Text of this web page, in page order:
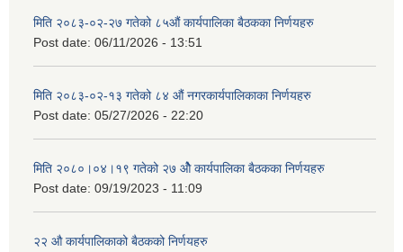
मिति २०८३-०२-२७ गतेको ८५औं कार्यपालिका बैठकका निर्णयहरु
Post date: 06/11/2026 - 13:51
मिति २०८३-०२-१३ गतेको ८४ औं नगरकार्यपालिकाका निर्णयहरु
Post date: 05/27/2026 - 22:20
मिति २०८०।०४।१९ गतेको २७ ‌‍‌ओेै कार्यपालिका बैठकका निर्णयहरु
Post date: 09/19/2023 - 11:09
२‍२ औ कार्यपालिकाको बैठकको निर्णयहरु